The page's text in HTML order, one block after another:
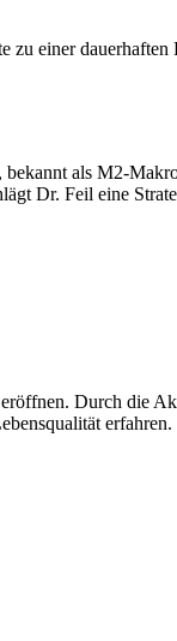
einer
als M2-
Dr. Feil eine
Durch die
erfahren.